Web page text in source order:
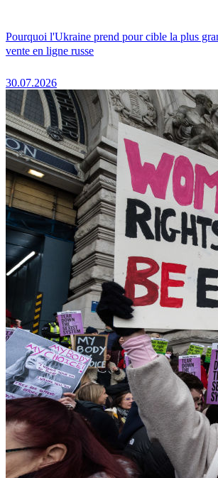
Pourquoi l'Ukraine prend pour cible la plus
vente en ligne russe
30.07.2026